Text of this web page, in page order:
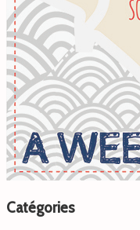
Catégories